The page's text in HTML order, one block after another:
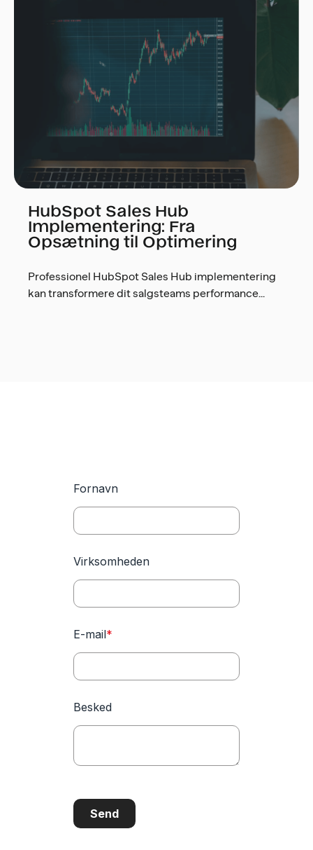
HubSpot Sales Hub
Implementering: Fra
Opsætning til Optimering
Professionel HubSpot Sales Hub implementering
kan transformere dit salgsteams performance...
Fornavn
Virksomheden
E-mail*
Besked
Send